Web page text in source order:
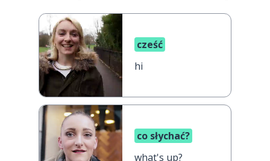
cześć
hi
co słychać?
what's up?